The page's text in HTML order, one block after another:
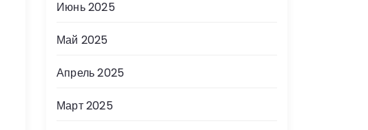
Июнь 2025
Май 2025
Апрель 2025
Март 2025